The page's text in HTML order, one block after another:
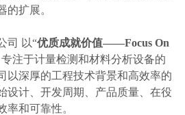
的扩展。
司 以“优质成就价值——Focus On
注于计量检测和材料分析设备的
以深厚的工程技术背景和高效率的
设计、开发周期、产品质量、在役
率和可靠性。